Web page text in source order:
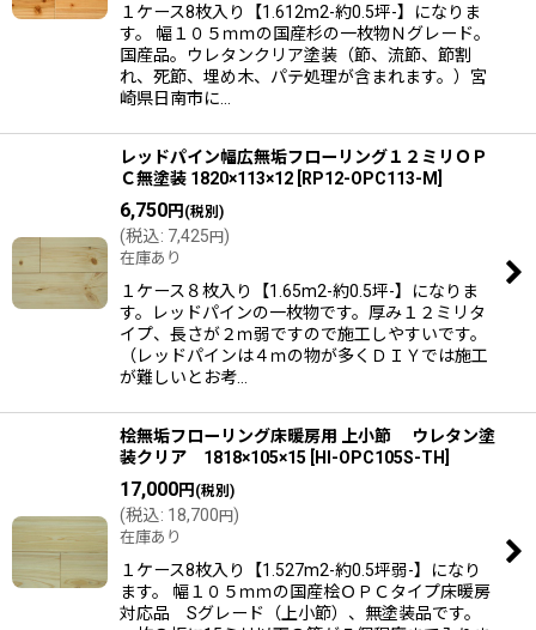
１ケース8枚入り【1.612m2-約0.5坪-】になりま
す。 幅１０５ｍｍの国産杉の一枚物Ｎグレード。
国産品。ウレタンクリア塗装（節、流節、節割
れ、死節、埋め木、パテ処理が含まれます。）宮
崎県日南市に…
レッドパイン幅広無垢フローリング１２ミリＯＰ
Ｃ無塗装 1820×113×12
RP12-OPC113-M
6,750円 (税別)
(税込: 7,425 円 )
在庫あり
１ケース８枚入り【1.65m2-約0.5坪-】になりま
す。レッドパインの一枚物です。厚み１２ミリタ
イプ、長さが２ｍ弱ですので施工しやすいです。
（レッドパインは４ｍの物が多くＤＩＹでは施工
が難しいとお考…
桧無垢フローリング床暖房用 上小節 ウレタン塗
装クリア 1818×105×15
HI-OPC105S-TH
17,000円 (税別)
(税込: 18,700 円 )
在庫あり
１ケース8枚入り【1.527m2-約0.5坪弱-】になり
ます。 幅１０５ｍｍの国産桧ＯＰＣタイプ床暖房
対応品 Sグレード（上小節）、無塗装品です。